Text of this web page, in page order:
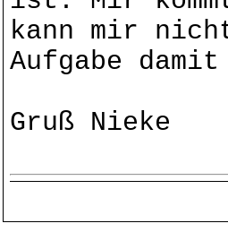
kann mir
Aufgabe
Gruß Nieke